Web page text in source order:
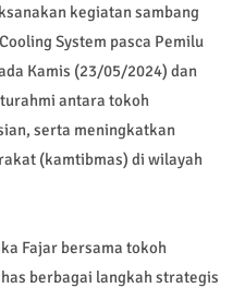
kegiatan sambang
System pasca Pemilu
Kamis (23/05/2024) dan
antara tokoh
serta meningkatkan
(kamtibmas) di wilayah
Fajar bersama tokoh
berbagai langkah strategis